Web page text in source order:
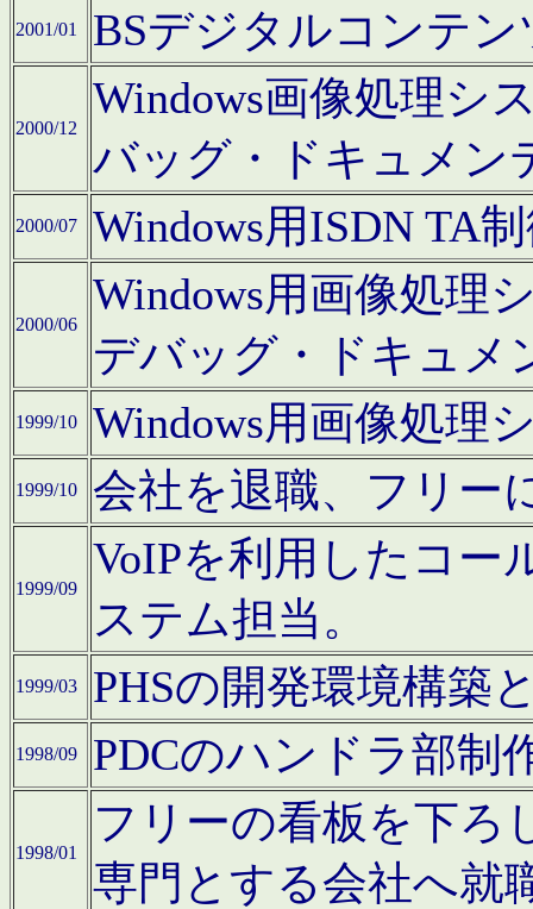
2001/01 BSデジタルコンテ
2000/12
Windows画像処理シ
バッグ・ドキュメン
2000/07 Windows用ISDN TA
2000/06
Windows用画像処理
デバッグ・ドキュメ
1999/10 Windows用画像処理
1999/10 会社を退職、フリー
1999/09
VoIPを利用したコー
ステム担当。
1999/03 PHSの開発環境構築
1998/09 PDCのハンドラ部制
1998/01
フリーの看板を下ろ
専門とする会社へ就